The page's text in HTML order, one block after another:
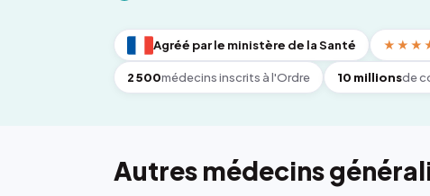
Agréé par le ministère de la Santé
2 500médecins inscrits à l'Ordre 10 millionsde
Autres médecins